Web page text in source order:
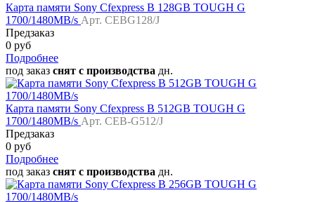
Карта памяти Sony Cfexpress B 128GB TOUGH G
1700/1480MB/s Арт. CEBG128/J
Предзаказ
0 руб
Подробнее
под заказ снят с производства дн.
Карта памяти Sony Cfexpress B 512GB TOUGH G
1700/1480MB/s Арт. CEB-G512/J
Предзаказ
0 руб
Подробнее
под заказ снят с производства дн.